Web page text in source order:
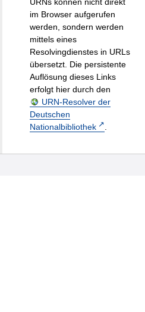
URNs können nicht direkt
im Browser aufgerufen
werden, sondern werden
mittels eines
Resolvingdienstes in URLs
übersetzt. Die persistente
Auflösung dieses Links
erfolgt hier durch den
URN-Resolver der
Deutschen
Nationalbibliothek
.